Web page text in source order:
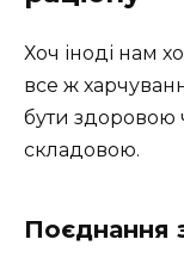
Хоч іноді нам
все ж
бути здоровою
складовою.
Поєднання